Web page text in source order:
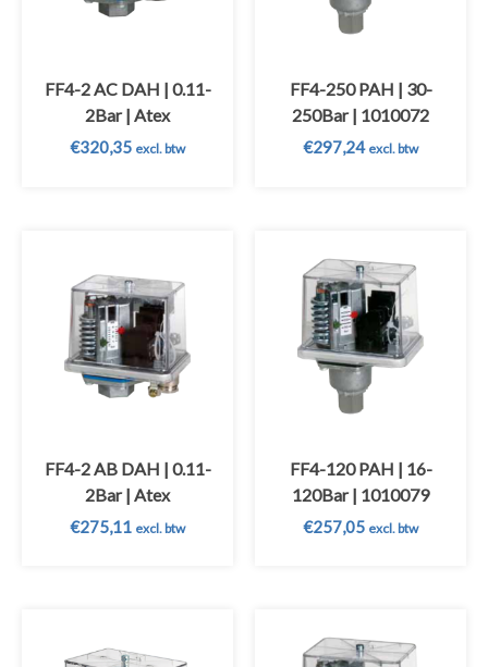
FF4-2 AC DAH | 0.11-
2Bar | Atex
€320,35 excl. btw
FF4-250 PAH | 30-
250Bar | 1010072
€297,24 excl. btw
FF4-2 AB DAH | 0.11-
2Bar | Atex
€275,11 excl. btw
FF4-120 PAH | 16-
120Bar | 1010079
€257,05 excl. btw